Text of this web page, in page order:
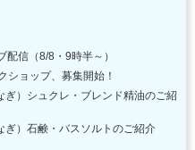
配信（8/8・9時半～）
ショップ、募集開始！
ぎ）シュクレ・ブレンド精油のご紹
ぎ）石鹸・バスソルトのご紹介